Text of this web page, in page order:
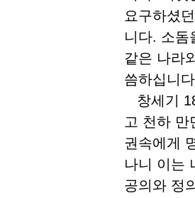
요구하셨
니다. 소돔
같은 나라
씀하십니
창세기
고 천하
권속에게
나니 이는
공의와 정